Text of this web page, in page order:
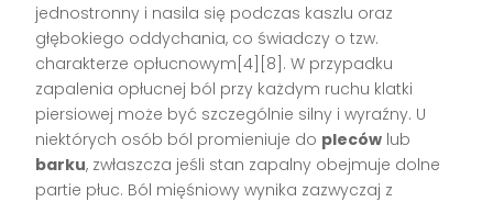
jednostronny i nasila się podczas kaszlu oraz
głębokiego oddychania, co świadczy o tzw.
charakterze opłucnowym[4][8]. W przypadku
zapalenia opłucnej ból przy każdym ruchu klatki
piersiowej może być szczególnie silny i wyraźny. U
niektórych osób ból promieniuje do pleców lub
barku, zwłaszcza jeśli stan zapalny obejmuje dolne
partie płuc. Ból mięśniowy wynika zazwyczaj z